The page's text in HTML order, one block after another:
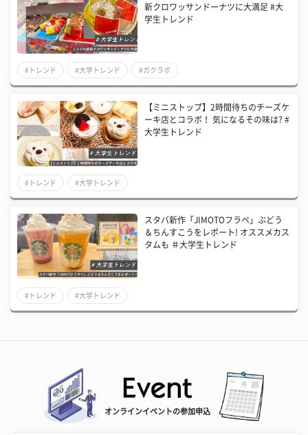
新クロワッサンドーナツに大満足 #大
学生トレンド
#トレンド #大学トレンド #ガクラボ
【ミニストップ】2時間待ちのチーズケ
ーキ店とコラボ！ 気になるその味は? #
大学生トレンド
#トレンド #大学トレンド
スタバ新作「JIMOTOフラペ」ぶどう
＆ちんすこうをレポート! オススメカス
タムも ＃大学生トレンド
#トレンド #大学トレンド
オンラインイベントの参加申込